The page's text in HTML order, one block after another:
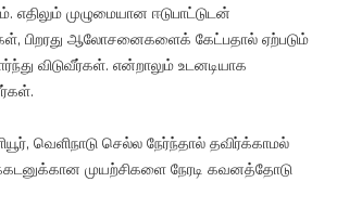
முழுமையான ஈடுபாட்டுடன்
பிறரது ஆலோசனைகளைக் கேட்பதால் ஏற்படும்
விடுவீர்கள். என்றாலும் உடனடியாக
வெளிநாடு செல்ல நேர்ந்தால் தவிர்க்காமல்
முயற்சிகளை நேரடி கவனத்தோடு